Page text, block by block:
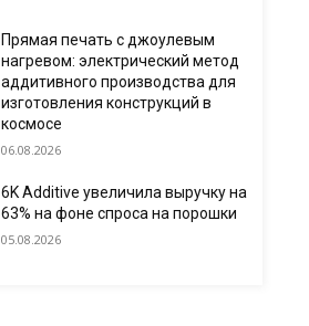
Прямая печать с джоулевым
нагревом: электрический метод
аддитивного производства для
изготовления конструкций в
космосе
06.08.2026
6K Additive увеличила выручку на
63% на фоне спроса на порошки
05.08.2026